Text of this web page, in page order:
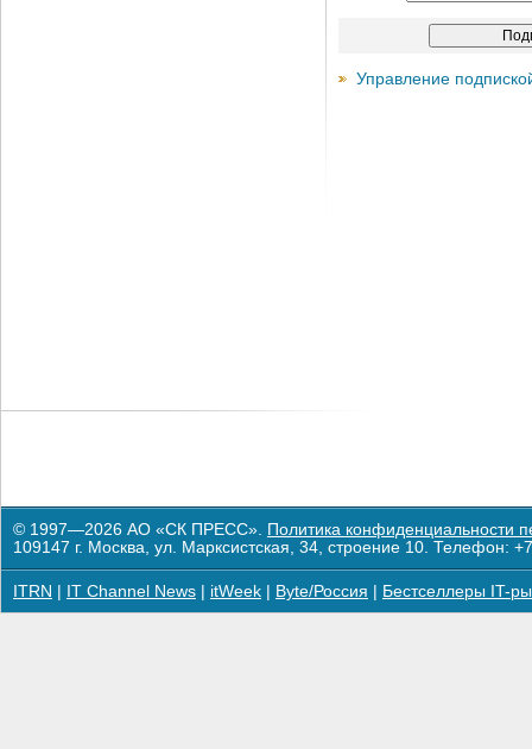
Управление
© 1997—2026 АО «СК ПРЕСС». Политика конфиденциальности
109147 г. Москва, ул. Марксистская, 34, строение 10. Телефон:
ITRN IT Channel News itWeek Byte/Россия Бестселлеры IT-